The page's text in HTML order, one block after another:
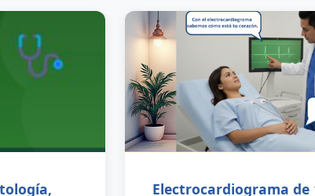
Electrocardiograma de